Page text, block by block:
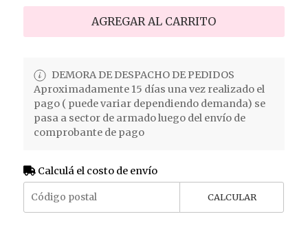
AGREGAR AL CARRITO
DEMORA DE DESPACHO DE PEDIDOS
Aproximadamente 15 días una vez realizado el
pago ( puede variar dependiendo demanda) se
pasa a sector de armado luego del envío de
comprobante de pago
Calculá el costo de envío
CALCULAR